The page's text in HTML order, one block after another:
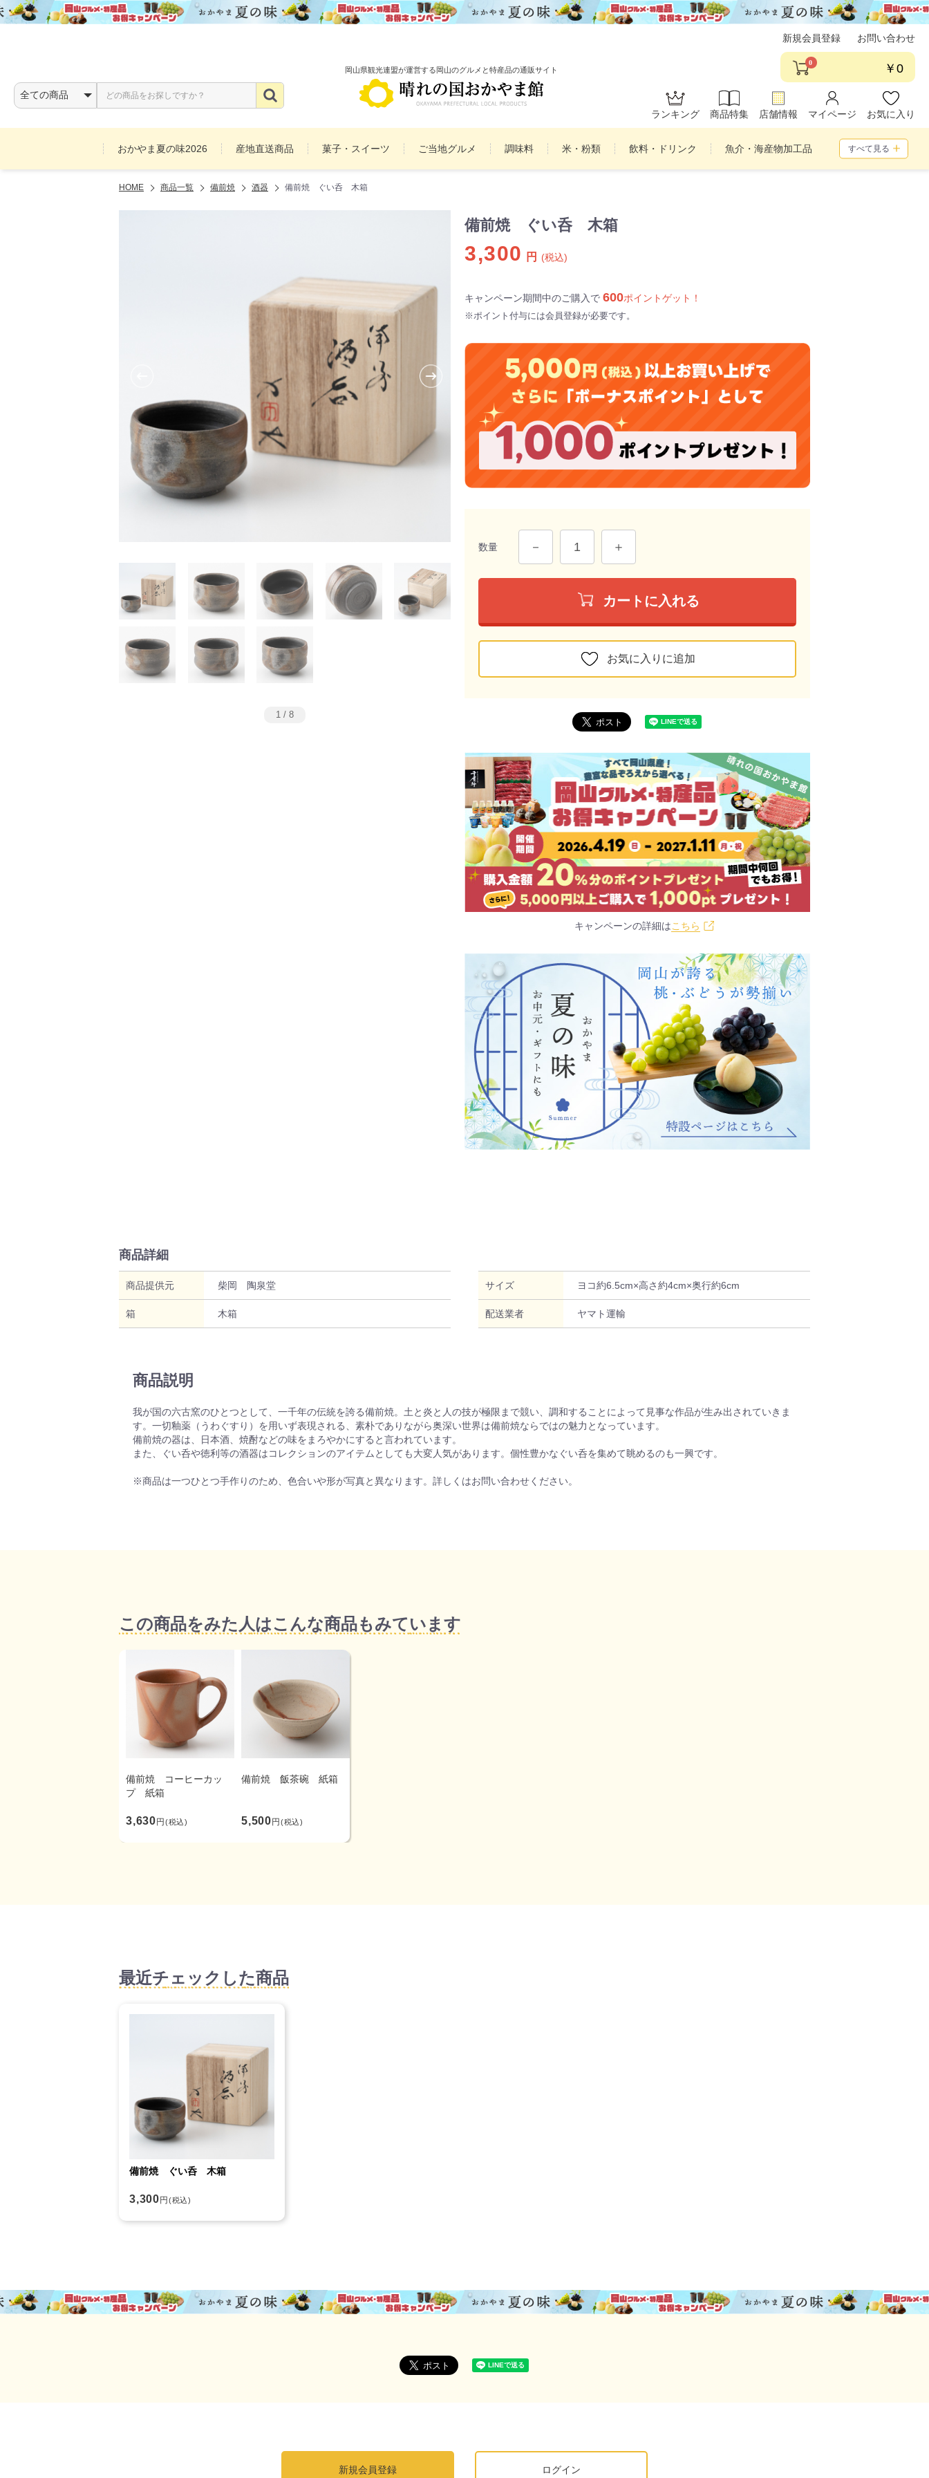
岡山県観光連盟が運営する岡山のグルメと特産品の通販サイト
新規会員登録 お問い合わせ
0 ￥0
ランキング 商品特集 店舗情報 マイページ お気に入り
おかやま夏の味2026 産地直送商品 菓子・スイーツ ご当地グルメ 調味料 米・粉類 飲料・ドリンク 魚介・海産物加工品
お酒 備前焼
すべて見る
HOME 商品一覧 備前焼 酒器 備前焼 ぐい呑 木箱
1 / 8
備前焼 ぐい呑 木箱
3,300 円 (税込)
キャンペーン期間中のご購入で 600ポイントゲット！
※ポイント付与には会員登録が必要です。
数量
カートに入れる
お気に入りに追加
キャンペーンの詳細はこちら
商品詳細
商品提供元 柴岡 陶泉堂 サイズ ヨコ約6.5cm×高さ約4cm×奥行約6cm
箱 木箱 配送業者 ヤマト運輸
商品説明
我が国の六古窯のひとつとして、一千年の伝統を誇る備前焼。土と炎と人の技が極限まで競い、調和することによって見事な作品が生み出されていきま
す。一切釉薬（うわぐすり）を用いず表現される、素朴でありながら奥深い世界は備前焼ならではの魅力となっています。
備前焼の器は、日本酒、焼酎などの味をまろやかにすると言われています。
また、ぐい呑や徳利等の酒器はコレクションのアイテムとしても大変人気があります。個性豊かなぐい呑を集めて眺めるのも一興です。
※商品は一つひとつ手作りのため、色合いや形が写真と異なります。詳しくはお問い合わせください。
この商品をみた人はこんな商品もみています
備前焼 コーヒーカッ
プ 紙箱
3,630円(税込)
備前焼 飯茶碗 紙箱
5,500円(税込)
最近チェックした商品
備前焼 ぐい呑 木箱
3,300円(税込)
新規会員登録 ログイン